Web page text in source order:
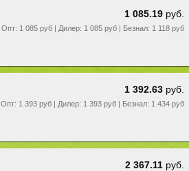
1 085.19 руб.
Опт: 1 085 руб | Дилер: 1 085 руб | Безнал: 1 118 руб
1 392.63 руб.
Опт: 1 393 руб | Дилер: 1 393 руб | Безнал: 1 434 руб
2 367.11 руб.